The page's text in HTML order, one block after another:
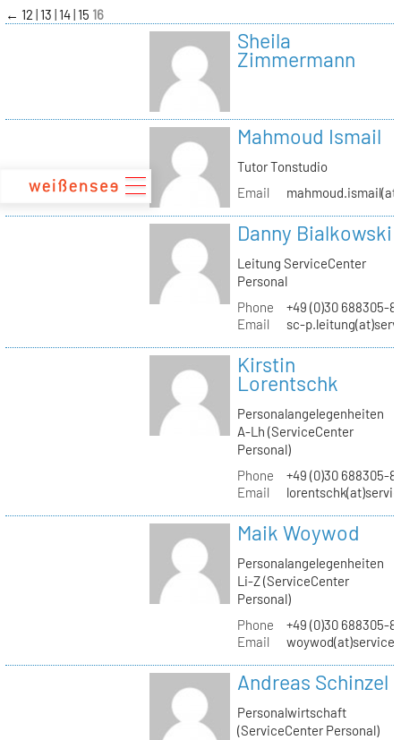
zum
Inhalt
← 12 13 14 15 16
Sheila
Zimmermann
Mahmoud Ismail
Tutor Tonstudio
Email
Danny Bialkowski
Leitung ServiceCenter
Personal
Phone
+49 (0)30 688305-
Email
sc-
Kirstin
Lorentschk
Personalangelegenheiten
A-Lh (ServiceCenter
Personal)
Phone
+49 (0)30 688305-
Email
Maik Woywod
Personalangelegenheiten
Li-Z (ServiceCenter
Personal)
Phone
+49 (0)30 688305-
Email
Andreas Schinzel
Personalwirtschaft
(ServiceCenter Personal)